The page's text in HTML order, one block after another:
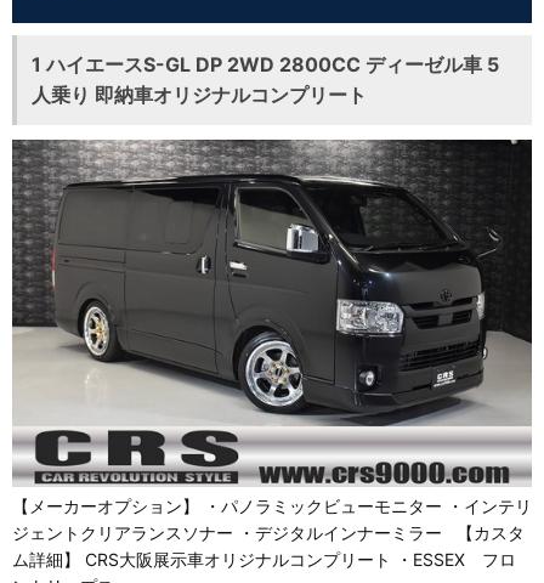
1 ハイエースS-GL DP 2WD 2800CC ディーゼル車 5
人乗り 即納車オリジナルコンプリート
【メーカーオプション】 ・パノラミックビューモニター ・インテリ
ジェントクリアランスソナー ・デジタルインナーミラー 【カスタ
ム詳細】 CRS大阪展示車オリジナルコンプリート ・ESSEX フロ